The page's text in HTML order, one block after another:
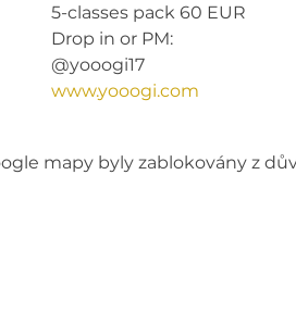
5-classes pack 60 EUR
Drop in or PM:
@yooogi17
www.yooogi.com
mapy byly zablokovány z